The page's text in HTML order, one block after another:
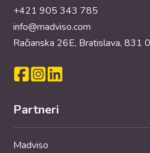
+421 905 343 785
info@madviso.com
Račianska 26E, Bratislava, 831
Partneri
Madviso